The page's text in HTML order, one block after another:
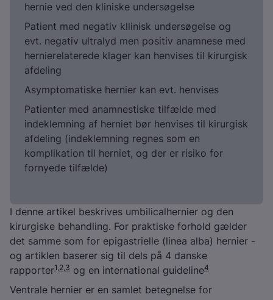
hernie ved den kliniske undersøgelse
Patient med negativ kllinisk undersøgelse og
evt. negativ ultralyd men positiv anamnese med
hernierelaterede klager kan henvises til kirurgisk
afdeling
Asymptomatiske hernier kan evt. henvises
Patienter med anamnestiske tilfælde med
indeklemning af herniet bør henvises til kirurgisk
afdeling (indeklemning regnes som en
komplikation til herniet, og der er risiko for
fornyede tilfælde)
I denne artikel beskrives umbilicalhernier og den
kirurgiske behandling. For praktiske forhold gælder
det samme som for epigastrielle (linea alba) hernier -
og artiklen baserer sig til dels på 4 danske
rapporter1,2,3 og en international guideline4
Ventrale hernier er en samlet betegnelse for